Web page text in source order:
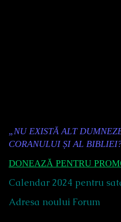
Content
Header
„NU EXISTĂ ALT
CORANULUI ȘI AL
DONEAZĂ PENTRU
Calendar 2024 pentru
Adresa noului Forum